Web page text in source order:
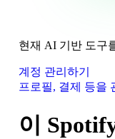
현재 AI 기반 도구
계정 관리하기
프로필, 결제 등을
이